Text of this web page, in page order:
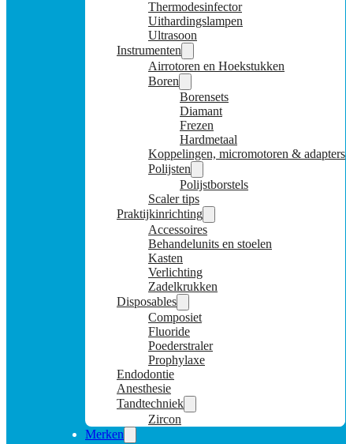
Thermodesinfector
Uithardingslampen
Ultrasoon
Instrumenten
Airrotoren en Hoekstukken
Boren
Borensets
Diamant
Frezen
Hardmetaal
Koppelingen, micromotoren & adapters
Polijsten
Polijstborstels
Scaler tips
Praktijkinrichting
Accessoires
Behandelunits en stoelen
Kasten
Verlichting
Zadelkrukken
Disposables
Composiet
Fluoride
Poederstraler
Prophylaxe
Endodontie
Anesthesie
Tandtechniek
Zircon
Merken